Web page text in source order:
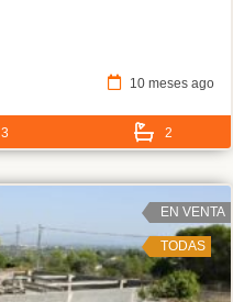
10 meses ago
3 2
EN VENTA
TODAS